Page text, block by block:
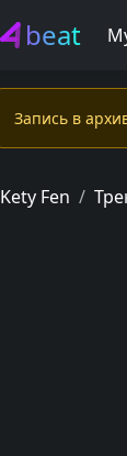
beat
Запись в
Kety Fen